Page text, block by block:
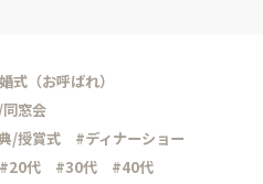
式（お呼ばれ）
窓会
/授賞式
#ディナーショー
#20代 #30代
#40代